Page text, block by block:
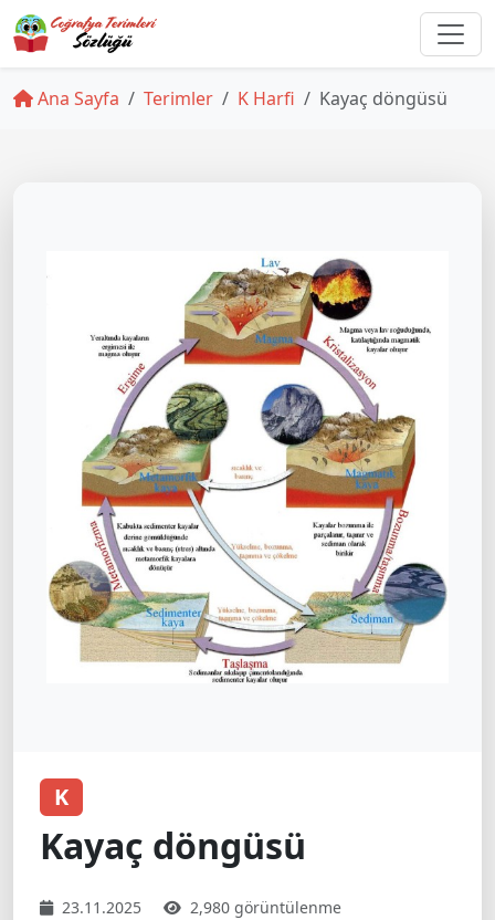
Ana Sayfa Terimler K Harfi Kayaç döngüsü
K
Kayaç döngüsü
23.11.2025 2,980 görüntülenme